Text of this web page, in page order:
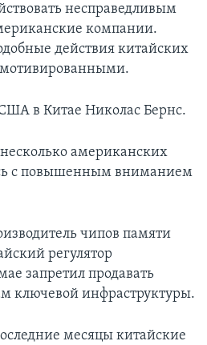
несправедливым
компании.
действия китайских
мотивированными.
в Китае Николас Бернс.
американских
с повышенным вниманием
чипов памяти
регулятор
запретил продавать
ключевой инфраструктуры.
месяцы китайские